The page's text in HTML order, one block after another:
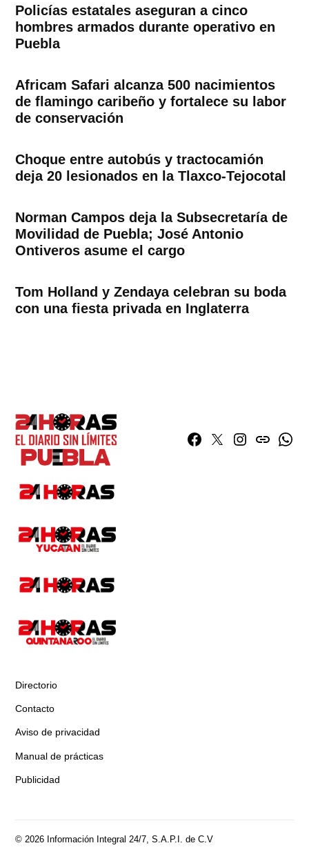
Policías estatales aseguran a cinco
hombres armados durante operativo en
Puebla
Africam Safari alcanza 500 nacimientos
de flamingo caribeño y fortalece su labor
de conservación
Choque entre autobús y tractocamión
deja 20 lesionados en la Tlaxco-Tejocotal
Norman Campos deja la Subsecretaría de
Movilidad de Puebla; José Antonio
Ontiveros asume el cargo
Tom Holland y Zendaya celebran su boda
con una fiesta privada en Inglaterra
Facebook
TwitterInstagram
issuu
Directorio
Contacto
Aviso de privacidad
Manual de prácticas
Publicidad
© 2026 Información Integral 24/7, S.A.P.I. de C.V